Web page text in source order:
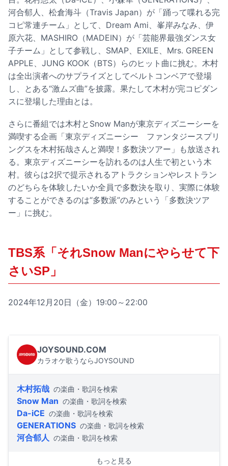
河合郁人、松倉海斗（Travis Japan）が「踊って喋れる完
コピ常連チーム」として、Dream Ami、峯岸みなみ、伊
原六花、MASHIRO（MADEIN）が「芸能界最強ダンス女
子チーム」として参戦し、SMAP、EXILE、Mrs. GREEN
APPLE、JUNG KOOK（BTS）らのヒット曲に挑む。木村
は全出演者へのサプライズとしてベルトコンベアで登場
し、とある“激ムズ曲”を披露。果たして木村が完コピダン
スに登場した理由とは。
さらに番組では木村とSnow Manが東京ディズニーシーを
満喫する企画「東京ディズニーシー ファンタジースプリ
ングスを木村拓哉さんと満喫！多数決ツアー」も放送され
る。東京ディズニーシーを訪れるのは人生で初という木
村。彼らは2択で提示されるアトラクションやレストラン
のどちらを体験したいか全員で多数決を取り、実際に体験
することができるのは“多数派”のみという「多数決ツア
ー」に挑む。
TBS系「それSnow Manにやらせて下
さいSP」
2024年12月20日（金）19:00～22:00
JOYSOUND.COM
カラオケ歌うならJOYSOUND
木村拓哉 の楽曲・歌詞を検索
Snow Man の楽曲・歌詞を検索
Da-iCE の楽曲・歌詞を検索
GENERATIONS の楽曲・歌詞を検索
河合郁人 の楽曲・歌詞を検索
もっと見る